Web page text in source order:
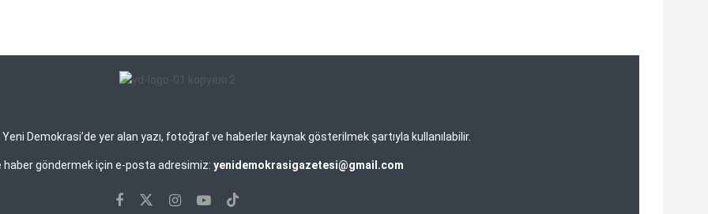
Demokrasi’de yer alan yazı, fotoğraf ve haberler kaynak gösterilmek şartıyla kullanılabilir.
haber göndermek için e-posta adresimiz: yenidemokrasigazetesi@gmail.com